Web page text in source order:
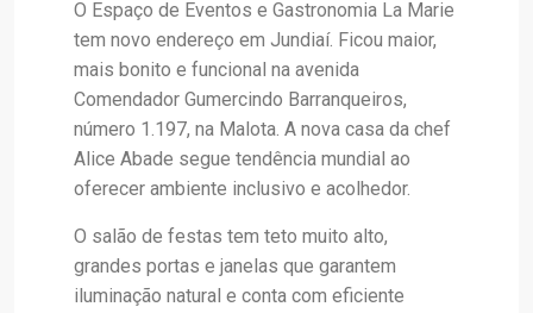
O Espaço de Eventos e Gastronomia La Marie
tem novo endereço em Jundiaí. Ficou maior,
mais bonito e funcional na avenida
Comendador Gumercindo Barranqueiros,
número 1.197, na Malota. A nova casa da chef
Alice Abade segue tendência mundial ao
oferecer ambiente inclusivo e acolhedor.
O salão de festas tem teto muito alto,
grandes portas e janelas que garantem
iluminação natural e conta com eficiente